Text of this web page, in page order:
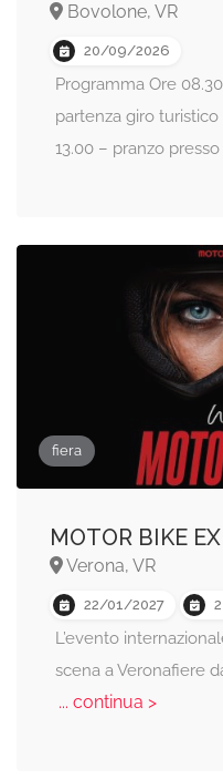
Bovolone, VR
20/09/2026
Programma Ore
partenza giro
13.00 – pranzo presso
fiera
MOTOR BIKE
Verona, VR
22/01/2027
L’evento
scena a Veronafiere
... continua >